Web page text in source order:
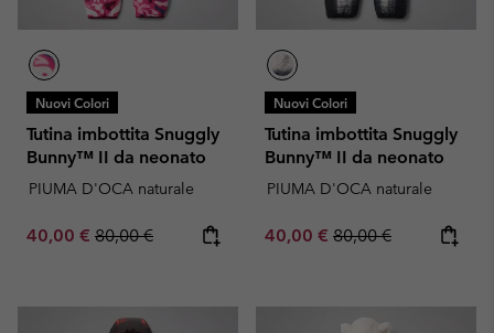
Nuovi Colori
Tutina imbottita Snuggly
Bunny™ II da neonato
PIUMA D'OCA naturale
Sale price:
40,00 € Regular price:
80,00 €
Nuovi Colori
Tutina imbottita Snuggly
Bunny™ II da neonato
PIUMA D'OCA naturale
Sale price:
40,00 € Regular price:
80,00 €